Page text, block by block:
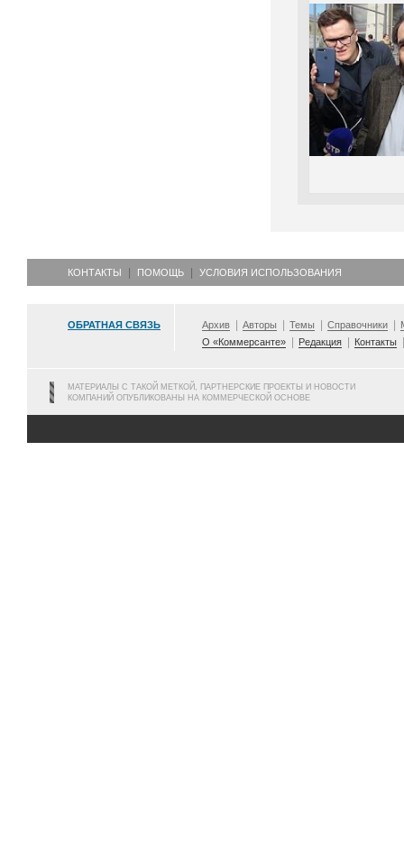
КОНТАКТЫ ПОМОЩЬ УСЛОВИЯ ИСПОЛЬЗОВАНИЯ
ОБРАТНАЯ СВЯЗЬ Архив Авторы Темы Справочники
О «Коммерсанте»
Редакция Контакты
МАТЕРИАЛЫ С ТАКОЙ МЕТКОЙ, ПАРТНЕРСКИЕ ПРОЕКТЫ И НОВОСТИ
КОМПАНИЙ ОПУБЛИКОВАНЫ НА КОММЕРЧЕСКОЙ ОСНОВЕ